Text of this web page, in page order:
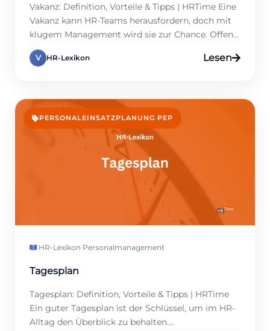
Vakanz: Definition, Vorteile & Tipps | HRTime Eine
Vakanz kann HR-Teams herausfordern, doch mit
klugem Management wird sie zur Chance. Offene
Stellen entstehen durch Kündigungen, neue
Projekte oder Pensionierungen, und ein
Prozessen, während Unternehmen Talente
gewinnen. Wie gelingt ein strukturiertes
Vorgehen? Dieser Artikel erklärt, wie […]
V HR-Lexikon Lesen
PERSONALEINSATZPLANUNG PEP
HR-Lexikon·Personalmanagement
Tagesplan
Tagesplan: Definition, Vorteile & Tipps | HRTime
Ein guter Tagesplan ist der Schlüssel, um im HR-
Alltag den Überblick zu behalten.